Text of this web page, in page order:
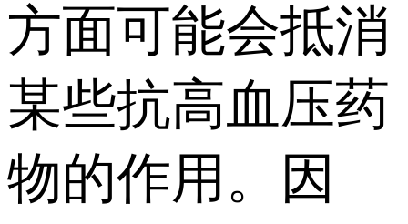
方面可能会抵消
某些抗高血压药
物的作用。因